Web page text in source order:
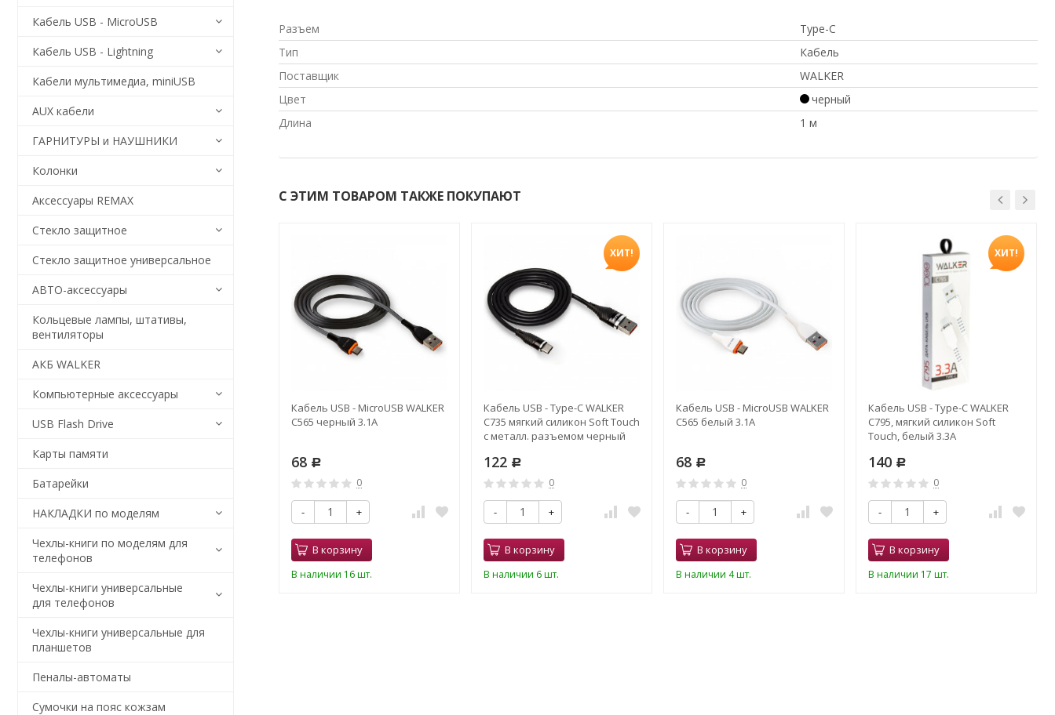
Разъем
Type-C
Тип
Кабель
Поставщик
WALKER
Цвет
черный
Длина
1 м
С ЭТИМ ТОВАРОМ ТАКЖЕ ПОКУПАЮТ
Soft Touch
C720 с пружинами черный
115
-
В корзину
Кабель USB - MicroUSB WALKER
C565 черный 3.1A
68 Р
0
- +
В корзину
В наличии 16 шт.
ХИТ!
Кабель USB - Type-C WALKER
C735 мягкий силикон Soft Touch
с металл. разъемом черный
122 Р
0
- +
В корзину
В наличии 6 шт.
Кабель USB - MicroUSB WALKER
C565 белый 3.1A
68 Р
0
- +
В корзину
В наличии 4 шт.
ХИТ!
Кабель USB - Type-C WALKER
C795, мягкий силикон Soft
Touch, белый 3.3A
140 Р
0
- +
В корзину
В наличии 17 шт.
Кабель USB - MicroUSB
Кабель USB - Lightning
Кабели мультимедиа, miniUSB
AUX кабели
ГАРНИТУРЫ и НАУШНИКИ
Колонки
Аксессуары REMAX
Стекло защитное
Стекло защитное универсальное
АВТО-аксессуары
Кольцевые лампы, штативы,
вентиляторы
АКБ WALKER
Компьютерные аксессуары
USB Flash Drive
Карты памяти
Батарейки
НАКЛАДКИ по моделям
Чехлы-книги по моделям для
телефонов
Чехлы-книги универсальные
для телефонов
Чехлы-книги универсальные для
планшетов
Пеналы-автоматы
Сумочки на пояс кожзам